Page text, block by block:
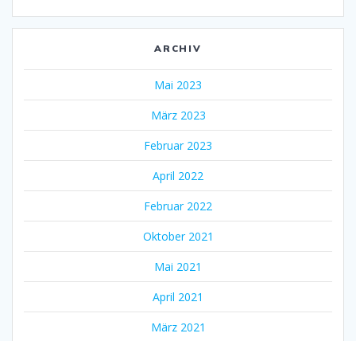
ARCHIV
Mai 2023
März 2023
Februar 2023
April 2022
Februar 2022
Oktober 2021
Mai 2021
April 2021
März 2021